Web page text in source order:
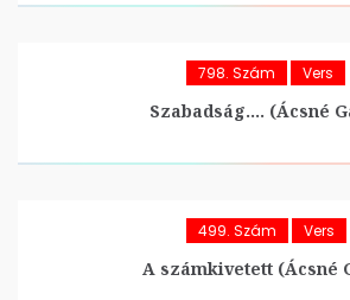
798. Szám Vers
Szabadság…. (Ácsné
499. Szám Vers
A számkivetett (Ácsné